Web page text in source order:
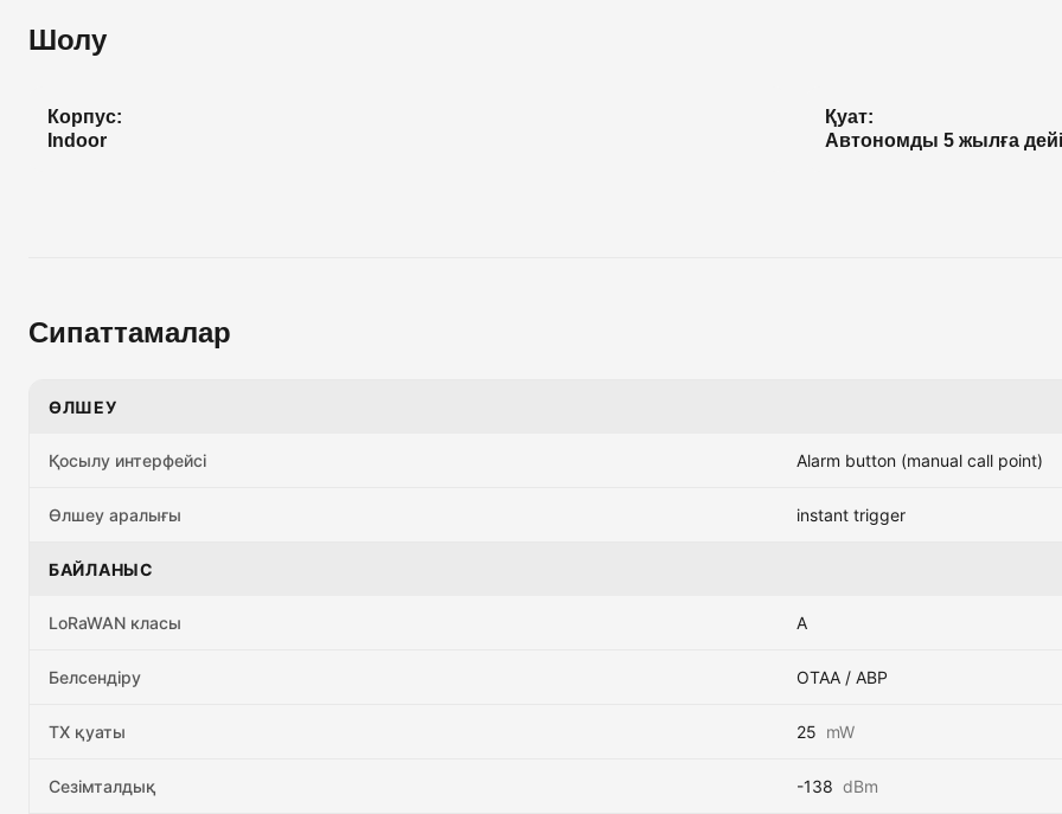
Шолу
Корпус:
Indoor
Қуат:
Автономды 5 жылға
Сипаттамалар
ӨЛШЕУ
Қосылу интерфейсі Alarm button (manual call point)
Өлшеу аралығы instant trigger
БАЙЛАНЫС
LoRaWAN класы A
Белсендіру OTAA / ABP
TX қуаты 25 mW
Сезімталдық -138 dBm